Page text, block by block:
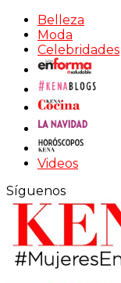
Belleza
Moda
Celebridades
Videos
Síguenos